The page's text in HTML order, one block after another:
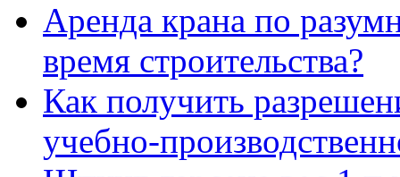
Аренда крана по
время строительства?
Как получить
учебно-